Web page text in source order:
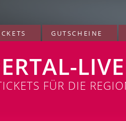
GUTSCHEINE
LIVE
FÜR DIE